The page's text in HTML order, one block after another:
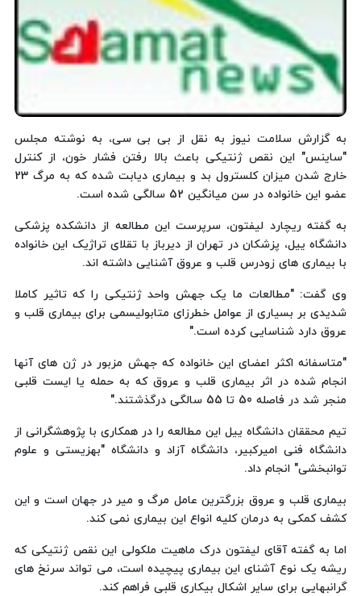
به گزارش سلامت نیوز به نقل از بی بی سی، به نوشته مجلس
"ساینس" این نقص ژنتیکی باعث بالا رفتن فشار خون، از کنترل
خارج شدن میزان کلسترول بد و بیماری دیابت شده که به مرگ 23
عضو این خانواده در سن میانگین 52 سالگی شده است.
به گفته ریچارد لیفتون، سرپرست این مطالعه از دانشکده پزشکی
دانشگاه ییل، پزشکان در تهران از دیرباز با تقلای تراژیک این خانواده
با بیماری های زودرس قلب و عروق آشنایی داشته اند.
وی گفت: "مطالعات ما یک جهش واحد ژنتیکی را که تاثیر کاملا
شدیدی بر بسیاری از عوامل خطرزای متابولیسمی برای بیماری قلب و
عروق دارد شناسایی کرده است."
"متاسفانه اکثر اعضای این خانواده که جهش مزبور در ژن های آنها
انجام شده در اثر بیماری قلب و عروق که به حمله یا ایست قلبی
منجر شد در فاصله 50 تا 55 سالگی درگذشتند."
تیم محققان دانشگاه ییل این مطالعه را در همکاری با پژوهشگرانی از
دانشگاه فنی امیرکبیر، دانشگاه آزاد و دانشگاه "بهزیستی و علوم
توانبخشی" انجام داد.
بیماری قلب و عروق بزرگترین عامل مرگ و میر در جهان است و این
کشف کمکی به درمان کلیه انواع این بیماری نمی کند.
اما به گفته آقای لیفتون درک ماهیت ملکولی این نقص ژنتیکی که
ریشه یک نوع آشنای این بیماری پیچیده است، می تواند سرنخ های
گرانبهایی برای سایر اشکال بیکاری قلبی فراهم کند.